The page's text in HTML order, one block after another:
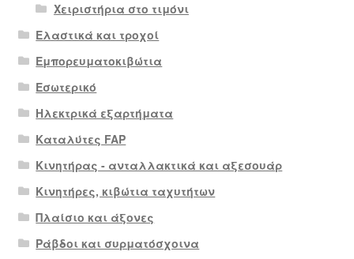
Χειριστήρια στο τιμόνι
Ελαστικά και τροχοί
Εμπορευματοκιβώτια
Εσωτερικό
Ηλεκτρικά εξαρτήματα
Καταλύτες FAP
Κινητήρας - ανταλλακτικά και αξεσουάρ
Κινητήρες, κιβώτια ταχυτήτων
Πλαίσιο και άξονες
Ράβδοι και συρματόσχοινα